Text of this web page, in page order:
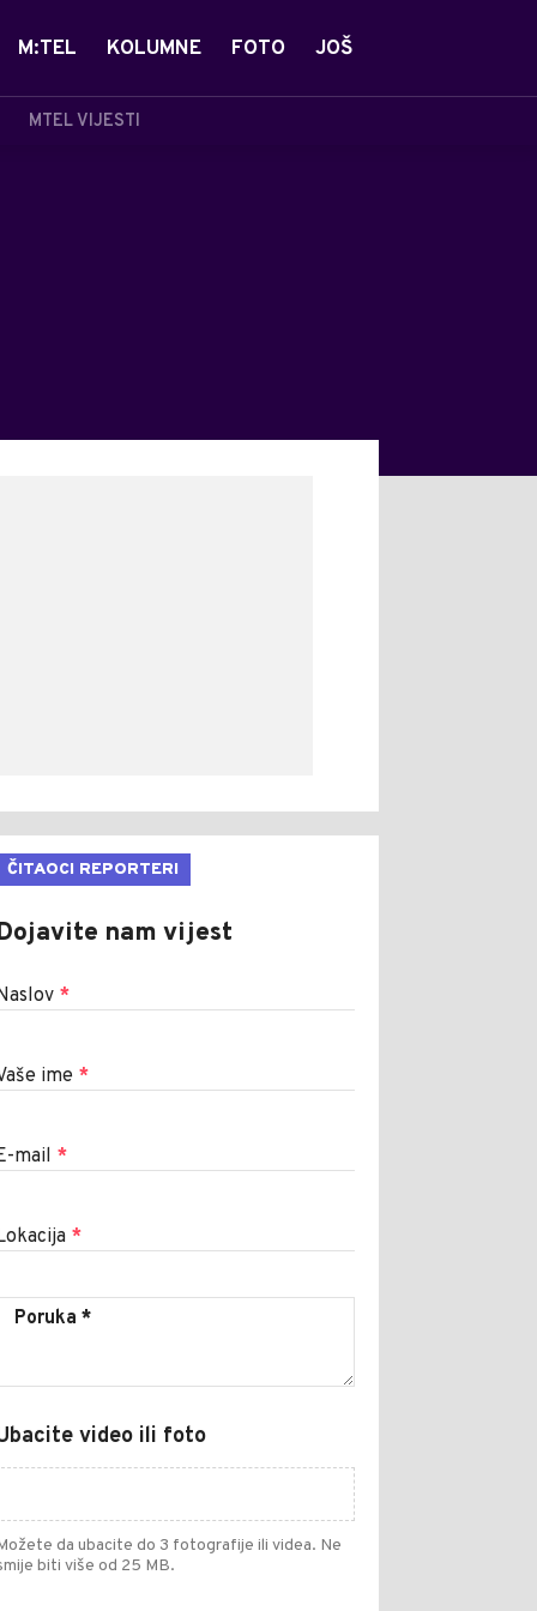
MTEL VIJESTI
M:TEL KOLUMNE FOTO JOŠ
ČITAOCI REPORTERI
nam vijest
*
ime *
mail *
*
video ili foto
da ubacite do 3 fotografije ili videa. Ne
biti više od 25 MB.